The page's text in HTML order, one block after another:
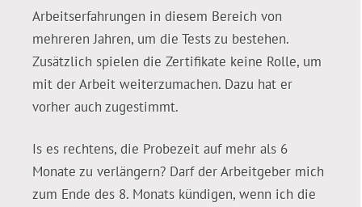
Arbeitserfahrungen in diesem Bereich von
mehreren Jahren, um die Tests zu bestehen.
Zusätzlich spielen die Zertifikate keine Rolle, um
mit der Arbeit weiterzumachen. Dazu hat er
vorher auch zugestimmt.
Is es rechtens, die Probezeit auf mehr als 6
Monate zu verlängern? Darf der Arbeitgeber mich
zum Ende des 8. Monats kündigen, wenn ich die